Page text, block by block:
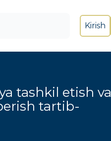
Kirish
tashkil etish va
tartib-